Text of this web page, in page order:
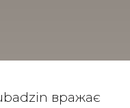
вражає